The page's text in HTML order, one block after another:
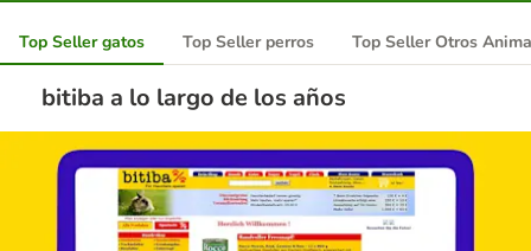
Top Seller gatos Top Seller perros Top Seller Otros
bitiba a lo largo de los años